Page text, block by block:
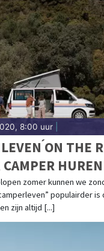
8:00 uur
́ON THE
CAMPER
zomer kunnen we
populairder is
zijn altijd [...]